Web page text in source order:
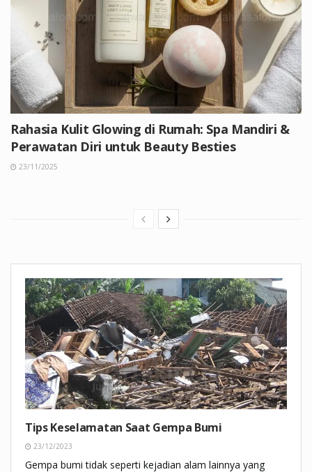
Rahasia Kulit Glowing di Rumah: Spa Mandiri &
Perawatan Diri untuk Beauty Besties
23/11/2025
Tips Keselamatan Saat Gempa Bumi
23/12/2023
Gempa bumi tidak seperti kejadian alam lainnya yang